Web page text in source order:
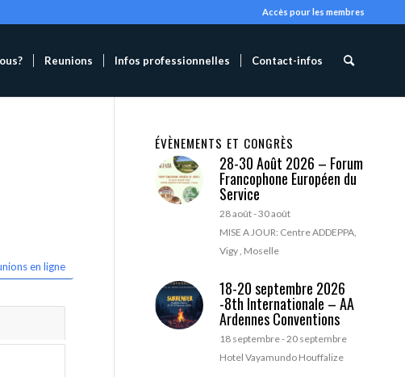
Accès pour les membres
Reunions Infos professionnelles Contact-infos
en ligne
ÉVÈNEMENTS ET CONGRÈS
28-30 Août 2026 – Forum
Francophone Européen du
Service
28 août-30 août
MISE A JOUR: Centre ADDEPPA,
Vigy , Moselle
18-20 septembre 2026
-8th Internationale – AA
Ardennes Conventions
18 septembre-20 septembre
Hotel Vayamundo Houffalize